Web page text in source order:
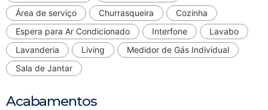
Área de serviço
Churrasqueira
Cozinha
Espera para Ar Condicionado
Interfone
Lavabo
Lavanderia
Living
Medidor de Gás Individual
Sala de Jantar
Acabamentos